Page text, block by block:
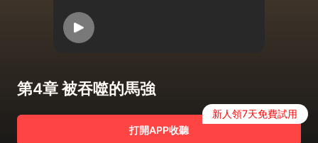
第4章 被吞噬的馬強
打開APP收聽
新人領7天免費試用